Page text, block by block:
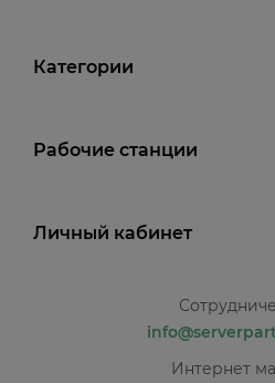
Категории
Рабочие станции
Личный кабинет
Интернет